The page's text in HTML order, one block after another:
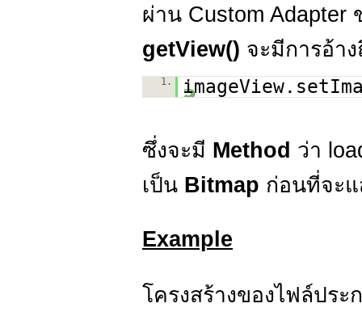
ผ่าน Custom Adapter
getView() จะมีการอ้า
1.
ซึ่งจะมี Method ว่า
เป็น Bitmap ก่อนที่จะ
Example
โครงสร้างของไฟล์ปร